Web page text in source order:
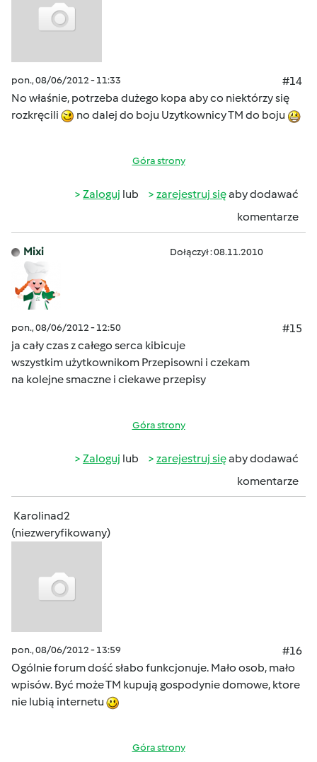
pon., 08/06/2012 - 11:33
#14
No właśnie, potrzeba dużego kopa aby co niektórzy się
rozkręcili
no dalej do boju Uzytkownicy TM do boju
Góra strony
Zaloguj lub zarejestruj sięaby dodawać
komentarze
Mixi Dołączył : 08.11.2010
pon., 08/06/2012 - 12:50
#15
ja cały czas z całego serca kibicuje
wszystkim użytkownikom Przepisowni i czekam
na kolejne smaczne i ciekawe przepisy
Góra strony
Zaloguj lub zarejestruj sięaby dodawać
komentarze
Karolinad2
(niezweryfikowany)
pon., 08/06/2012 - 13:59
#16
Ogólnie forum dość słabo funkcjonuje. Mało osob, mało
wpisów. Być może TM kupują gospodynie domowe, ktore
nie lubią internetu
Góra strony